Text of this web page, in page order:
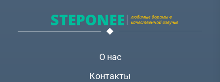
(Choi Hee Jin),Чхве Юндже (Choi Yoon Je),Ю Инна (Yoo In
Юн Сеа (Yoon Se Ah)
О нас
Контакты